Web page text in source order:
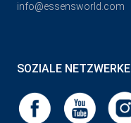
info@essensworld.com
SOZIALE NETZWERKE